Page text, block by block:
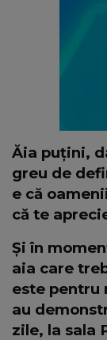
Ăia puțini,
greu de
e că
că te
Și în
aia care
este pentru
au
zile, la sala